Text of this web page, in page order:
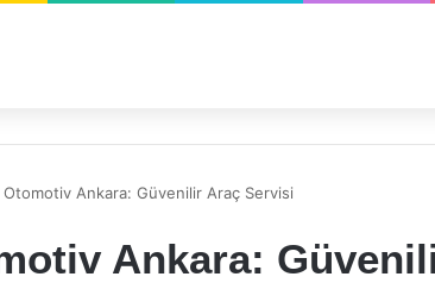
Otomotiv Ankara: Güvenilir Araç Servisi
Ankara: